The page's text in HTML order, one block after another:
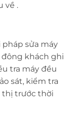
về .
sửa máy
khách ghi
tra máy đều
sát, kiểm tra
thị trước thời